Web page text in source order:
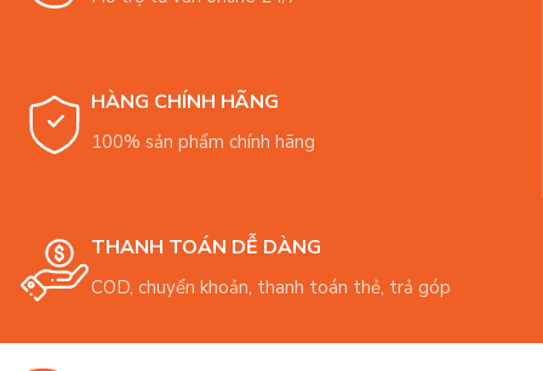
HÀNG CHÍNH HÃNG
100% sản phẩm chính hãng
THANH TOÁN DỄ DÀNG
COD, chuyển khoản, thanh toán thẻ, trả góp